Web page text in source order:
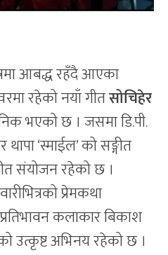
आबद्ध रहँदै आएका
रहेको नयाँ गीतसोचिहेर
भएको छ । जसमा डि.पी.
‘स्माईल’ को सङ्गीत
संयोजन रहेको छ ।
प्रेमकथा
कलाकार बिकाश
उत्कृष्ट अभिनय रहेको छ ।